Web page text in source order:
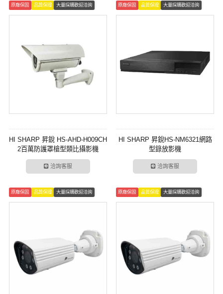
原廠保固 品質保證 大量採購歡迎洽詢
HI SHARP 昇銳 HS-AHD-H009CH
2百萬防護罩槍型類比攝影機
洽詢客服
原廠保固 品質保證 大量採購歡迎洽詢
HI SHARP 昇銳HS-NM6321網路
型錄放影機
洽詢客服
原廠保固 品質保證 大量採購歡迎洽詢 原廠保固 品質保證 大量採購歡迎洽詢